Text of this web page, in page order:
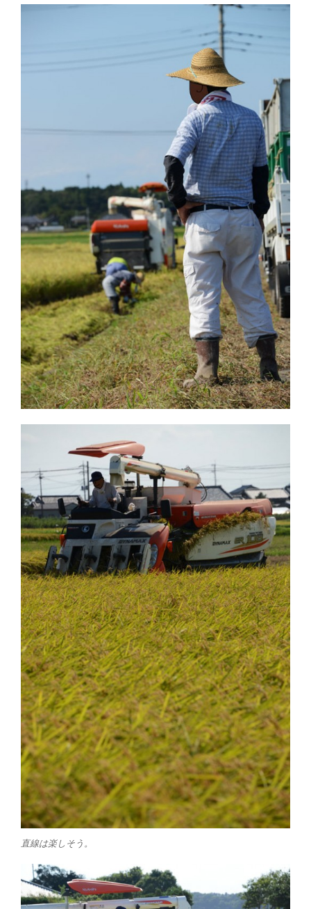
直線は楽しそう。